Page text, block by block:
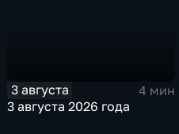
3 августа
4 мин
3 августа 2026 года